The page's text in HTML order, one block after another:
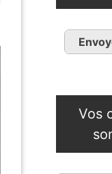
Vos